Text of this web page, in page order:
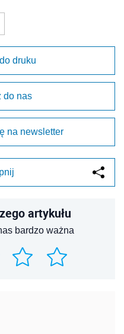
druku
do nas
na newsletter
artykułu
bardzo ważna